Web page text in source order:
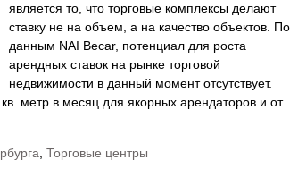
является то, что торговые комплексы делают
ставку не на объем, а на качество объектов. По
данным NAI Becar, потенциал для роста
арендных ставок на рынке торговой
недвижимости в данный момент отсутствует.
метр в месяц для якорных арендаторов и от
Торговые центры